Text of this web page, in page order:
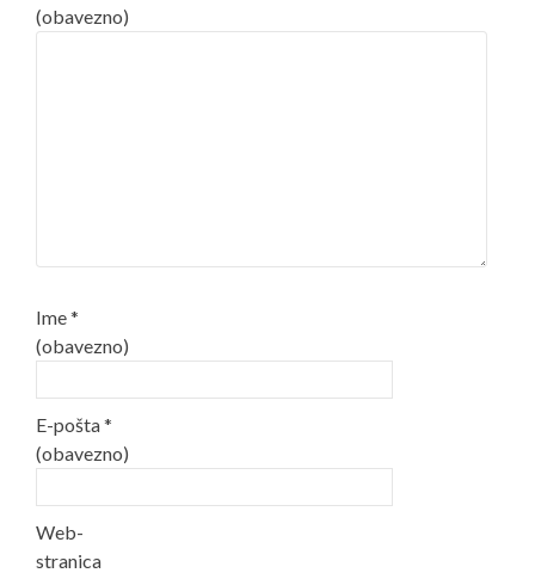
(obavezno)
Ime*
(obavezno)
E-pošta*
(obavezno)
Web-
stranica